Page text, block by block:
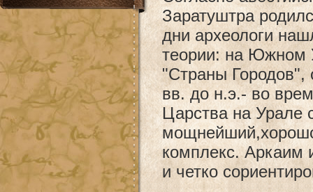
Заратуштра
дни археологи
теории: на Южном
"Страны Городов",
вв. до н.э.- во
Царства на Урале
комплекс. Аркаим
и четко